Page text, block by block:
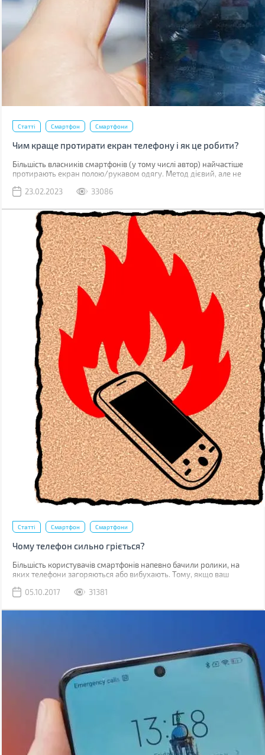
Статті Смартфон Смартфони
Чим краще протирати екран телефону і як це робити?
Більшість власників смартфонів (у тому числі автор) найчастіше
протирають екран полою/рукавом одягу. Метод дієвий, але не
уважно придивитесь до дисплея, скоріше за все побачите
очищення.
23.02.2023 33086
Статті Смартфон Смартфони
Чому телефон сильно гріється?
Більшість користувачів смартфонів напевно бачили ролики, на
яких телефони загоряються або вибухають. Тому, якщо ваш
безпечно.
05.10.2017 31381